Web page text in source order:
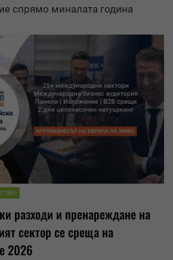
спрямо миналата годинa
разходи и пренареждане на
сектор се среща на
2026